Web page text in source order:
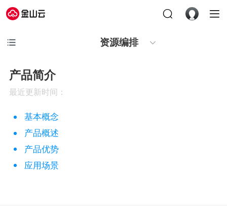
资源编排
产品简介
最近更新时间：
基本概念
产品概述
产品优势
应用场景